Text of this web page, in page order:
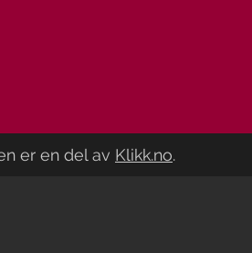
er en del av Klikk.no.